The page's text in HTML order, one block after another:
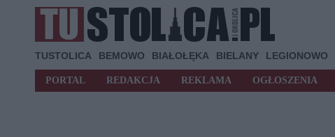
TUSTOLICA BEMOWO BIAŁOŁĘKA BIELANY LEGIONOWO
PORTAL REDAKCJA REKLAMA OGŁOSZENIA